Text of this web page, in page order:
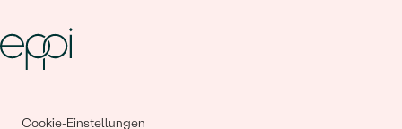
Cookie-Einstellungen
Gemeinsam erschaffen wir